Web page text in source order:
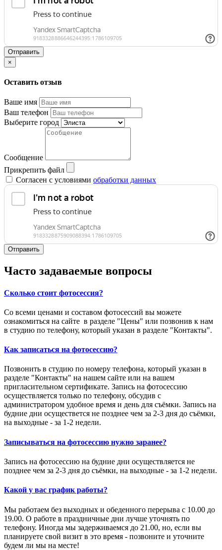
Отправить
×
Оставить отзыв
Ваше имя
Ваш телефон
Выберите город
Сообщение
Прикрепить файл
Согласен с условиями обработки данных
Отправить
Часто задаваемые вопросы
Сколько стоит фотосессия?
Со всеми ценами и составом фотосессий вы можете
ознакомиться на сайте в разделе "Цены" или позвонив к нам
в студию по телефону, который указан в разделе "Контакты".
Как записаться на фотосессию?
Позвонить в студию по номеру телефона, который указан в
разделе "Контакты" на нашем сайте или на вашем
пригласительном сертификате. Запись на фотосессию
осуществляется только по телефону, обсудив с
администратором удобное время и день для съёмки. Запись на
будние дни осуществется не позднее чем за 2-3 дня до съёмки,
на выходные - за 1-2 недели.
Записываться на фотосессию нужно заранее?
Запись на фотосессию на будние дни осуществляется не
позднее чем за 2-3 дня до съёмки, на выходные - за 1-2 недели.
Какой у вас график работы?
Мы работаем без выходных и обеденного перерыва с 10.00 до
19.00. О работе в праздничные дни лучше уточнять по
телефону. Иногда мы задерживаемся до 21.00, но, если вы
планируете свой визит в это время - позвоните и уточните
будем ли мы на месте!